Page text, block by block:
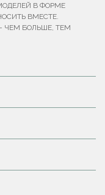
В ФОРМЕ
ВМЕСТЕ.
ЧЕМ БОЛЬШЕ, ТЕМ